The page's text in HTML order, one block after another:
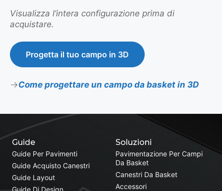
Visualizza l’intera configurazione prima di
acquistare.
Progetta il tuo campo in 3D
Come progettare un campo da basket in 3D
Soluzioni
Pavimentazione Per Campi
Da Basket
Canestri Da Basket
Accessori
Guide
Guide Per Pavimenti
Guide Acquisto Canestri
Guide Layout